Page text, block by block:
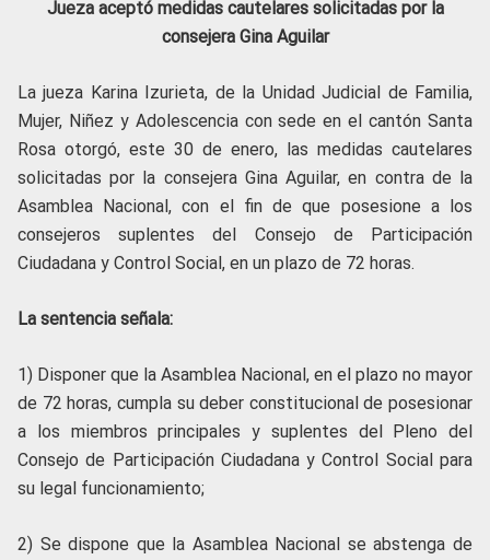
Jueza aceptó medidas cautelares solicitadas por la
consejera Gina Aguilar
La jueza Karina Izurieta, de la Unidad Judicial de Familia,
Mujer, Niñez y Adolescencia con sede en el cantón Santa
Rosa otorgó, este 30 de enero, las medidas cautelares
solicitadas por la consejera Gina Aguilar, en contra de la
Asamblea Nacional, con el fin de que posesione a los
consejeros suplentes del Consejo de Participación
Ciudadana y Control Social, en un plazo de 72 horas.
La sentencia señala:
1) Disponer que la Asamblea Nacional, en el plazo no mayor
de 72 horas, cumpla su deber constitucional de posesionar
a los miembros principales y suplentes del Pleno del
Consejo de Participación Ciudadana y Control Social para
su legal funcionamiento;
2) Se dispone que la Asamblea Nacional se abstenga de